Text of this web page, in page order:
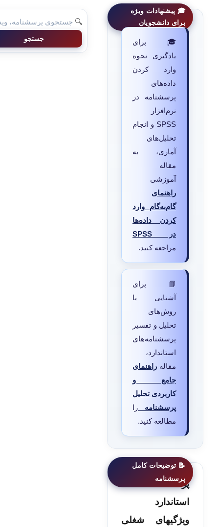
🎓 پیشنهادات ویژه
برای دانشجویان
🎓 برای
یادگیری نحوه
وارد کردن
داده‌های
پرسشنامه در
نرم‌افزار
SPSS و انجام
تحلیل‌های
آماری، به
مقاله
آموزشی
راهنمای
گام‌به‌گام وارد
کردن داده‌ها
در SPSS
مراجعه کنید.
📘 برای
آشنایی با
روش‌های
تحلیل و تفسیر
پرسشنامه‌های
استاندارد،
مقاله راهنمای
جامع و
کاربردی تحلیل
پرسشنامه را
مطالعه کنید.
پرسشنامه
استاندارد
ویژگیهای شغلی
🔍
جستجو